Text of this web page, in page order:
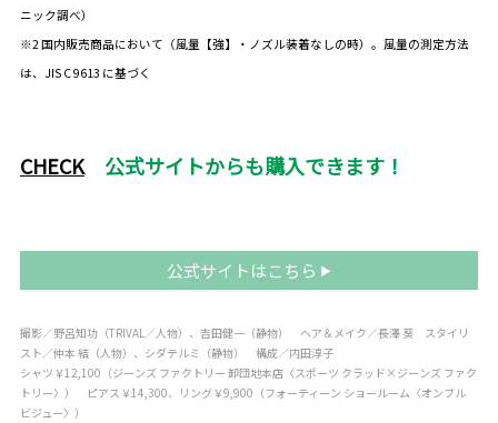
ニック調べ）
※2 国内販売商品において（風量【強】・ノズル装着なしの時）。風量の測定方法
は、JIS C 9613 に基づく
CHECK 公式サイトからも購入できます！
公式サイトはこちら
撮影／野呂知功（TRIVAL／人物）、吉田健一（静物） ヘア＆メイク／長澤 葵 スタイリ
スト／仲本 結（人物）、シダテルミ（静物） 構成／内田淳子
シャツ￥12,100（ジーンズ ファクトリー 卸団地本店〈スポーツ クラッド×ジーンズ ファク
トリー〉） ピアス￥14,300、リング￥9,900（フォーティーン ショールーム〈オンブル
ビジュー〉）